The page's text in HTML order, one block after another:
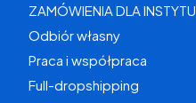
ZAMÓWIENIA DLA
Odbiór własny
Praca i współpraca
Full-dropshipping